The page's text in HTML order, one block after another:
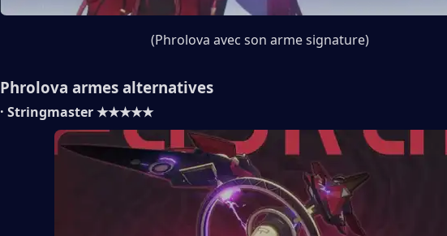
(Phrolova avec son arme signature)
Phrolova armes alternatives
· Stringmaster ★★★★★